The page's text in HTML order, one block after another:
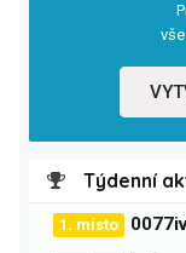
Týdenní
1. místo